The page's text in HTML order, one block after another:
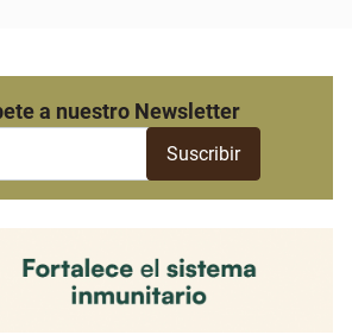
a nuestro Newsletter